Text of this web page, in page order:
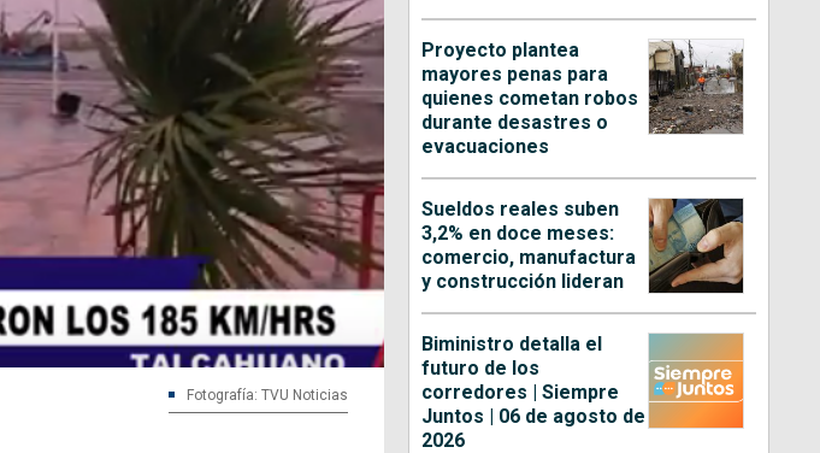
Fotografía: TVU Noticias
Proyecto plantea
mayores penas para
quienes cometan robos
durante desastres o
evacuaciones
Sueldos reales suben
3,2% en doce meses:
comercio, manufactura
y construcción lideran
Biministro detalla el
futuro de los
corredores | Siempre
Juntos | 06 de agosto de
2026